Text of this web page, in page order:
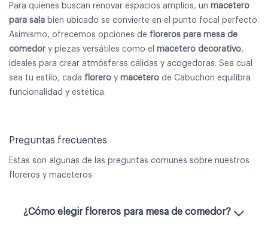
Para quienes buscan renovar espacios amplios, un macetero
para sala bien ubicado se convierte en el punto focal perfecto.
Asimismo, ofrecemos opciones de floreros para mesa de
comedor y piezas versátiles como el macetero decorativo,
ideales para crear atmósferas cálidas y acogedoras. Sea cual
sea tu estilo, cada florero y macetero de Cabuchon equilibra
funcionalidad y estética.
Preguntas frecuentes
Estas son algunas de las preguntas comunes sobre nuestros
floreros y maceteros
¿Cómo elegir floreros para mesa de comedor?